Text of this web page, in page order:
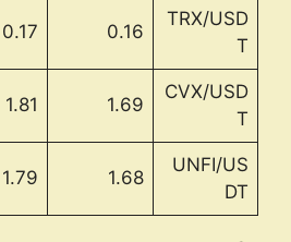
TRX/USD
T
0.16
0.17
CVX/USD
T
1.69
1.81
UNFI/US
DT
1.68
1.79